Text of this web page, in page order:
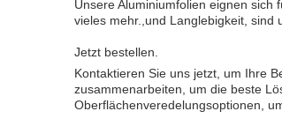
Unsere Aluminiumfolien eignen sich
vieles mehr.,und Langlebigkeit, sind
Jetzt bestellen.
Kontaktieren Sie uns jetzt, um Ihre
zusammenarbeiten, um die beste
Oberflächenveredelungsoptionen,